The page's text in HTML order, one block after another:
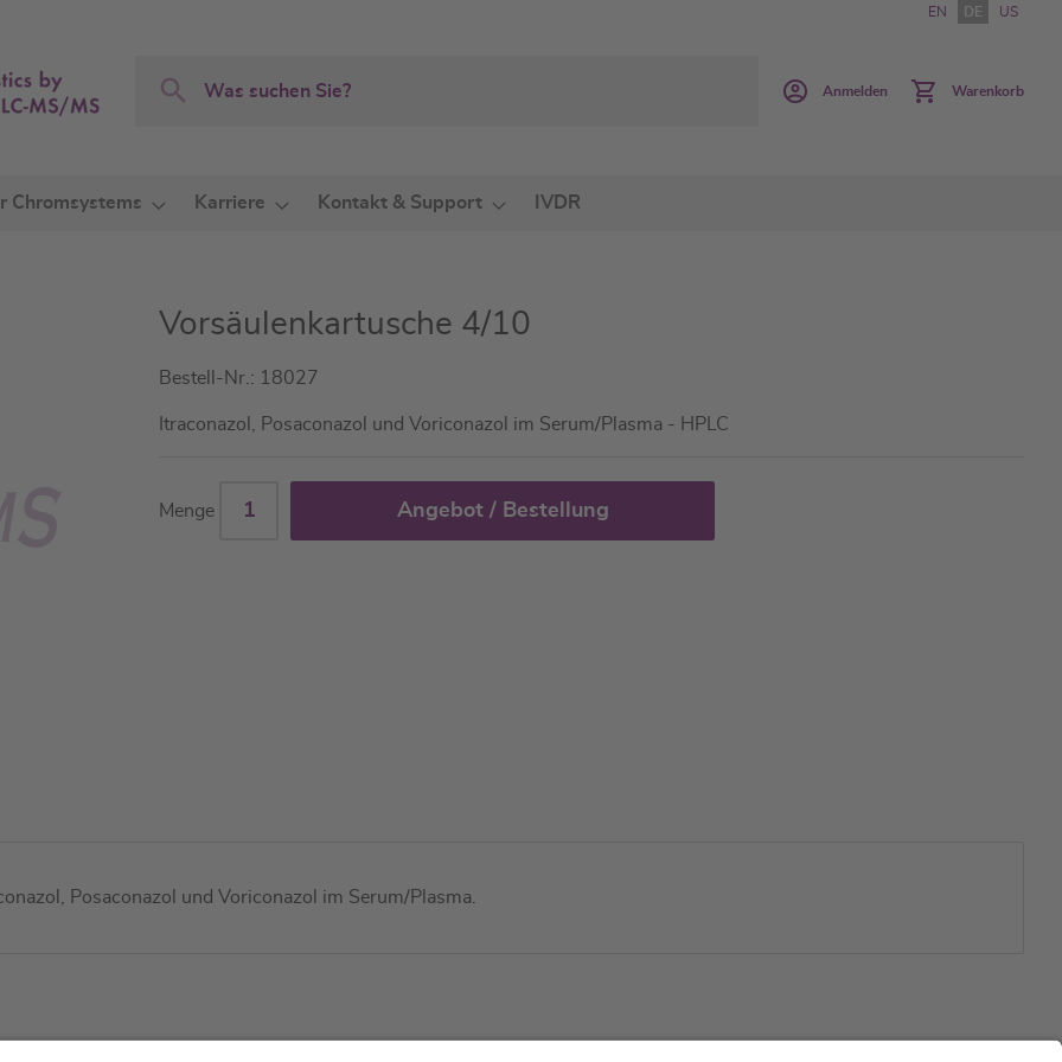
EN DE US
Search
Anmelden Warenkorb
Chromsystems Karriere Kontakt & Support IVDR
Vorsäulenkartusche 4/10
Bestell-Nr.: 18027
Itraconazol, Posaconazol und Voriconazol im Serum/Plasma - HPLC
Menge Angebot / Bestellung
Posaconazol und Voriconazol im Serum/Plasma.